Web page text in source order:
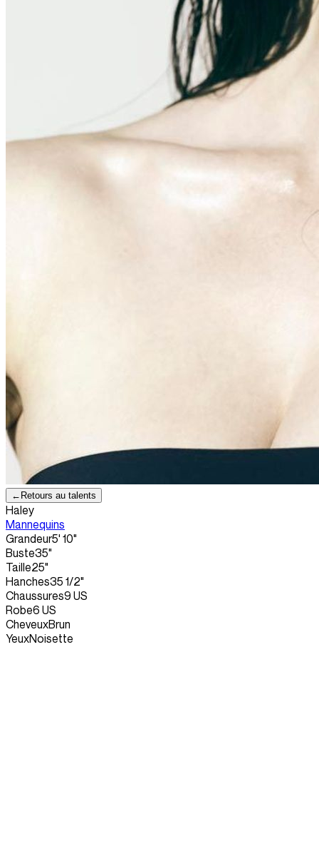
← Retours au talents
Haley
Mannequins
Grandeur5' 10"
Buste35"
Taille25"
Hanches35 1/2"
Chaussures9 US
Robe6 US
CheveuxBrun
YeuxNoisette